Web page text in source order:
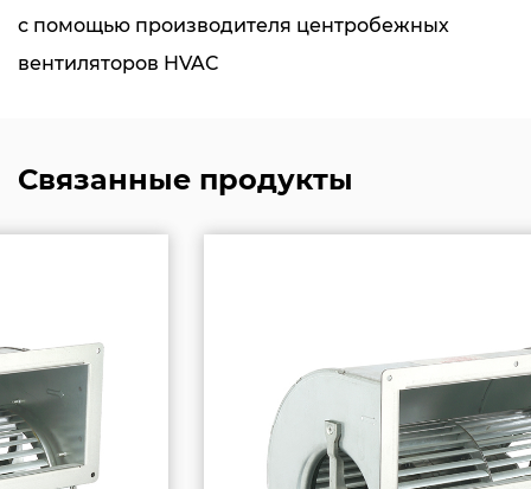
с помощью производителя центробежных
вентиляторов HVAC
Связанные продукты